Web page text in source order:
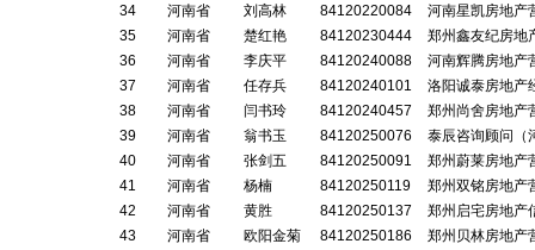
34
河南省 刘高林 84120220084
河南星凯房地产
35
河南省 楚红艳 84120230444
郑州鑫友纪房地
36
河南省 李庆平 84120240088
河南辉腾房地产
37
河南省 任存兵 84120240101
洛阳诚泰房地产
38
河南省 闫书玲 84120240457
郑州尚舍房地产
39
河南省 翁书玉 84120250076
泰辰咨询顾问（
40
河南省 张剑五 84120250091
郑州蔚莱房地产
41
河南省 杨楠 84120250119
郑州双铭房地产
42
河南省 黄胜 84120250137
郑州启宅房地产
43
河南省 欧阳金菊 84120250186
郑州贝林房地产